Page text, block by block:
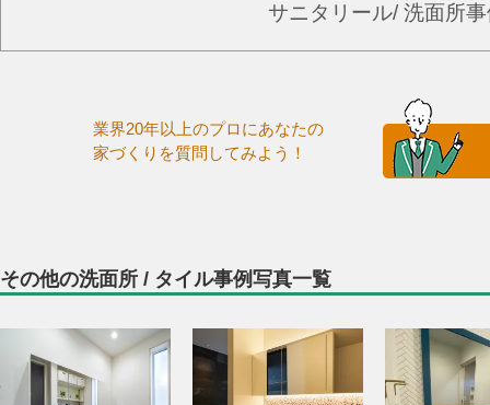
サニタリール/ 洗面所
業界20年以上のプロにあなたの
家づくりを質問してみよう！
その他の洗面所 / タイル事例写真一覧